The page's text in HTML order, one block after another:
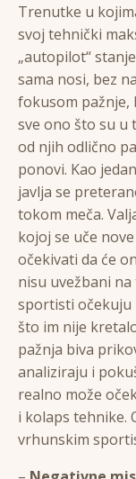
Trenutke u
svoj tehnički
„autopilot“
sama nosi, bez
fokusom
sve ono što su u
od njih odlično
ponovi. Kao
javlja se
tokom meča.
kojoj se uče
očekivati da će
nisu uvežbani
sportisti očekuju
što im nije
pažnja biva
analiziraju i
realno može
i kolaps tehnike.
vrhunskim